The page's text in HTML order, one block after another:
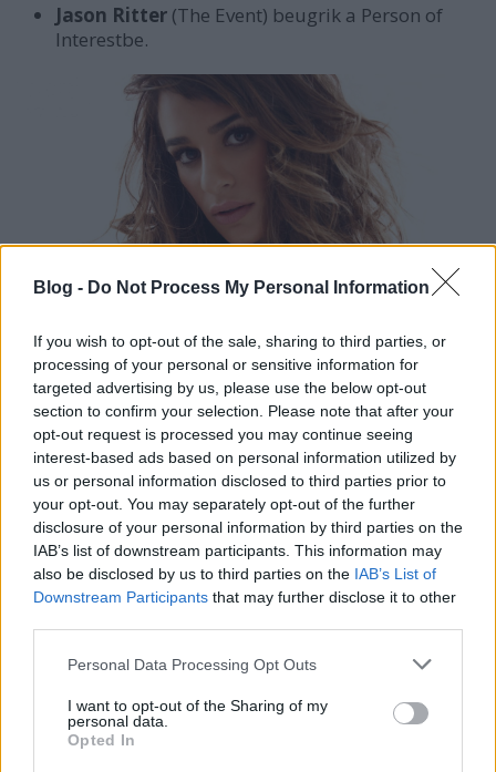
Blog - Do Not Process My Personal Information
If you wish to opt-out of the sale, sharing to third parties, or
processing of your personal or sensitive information for
targeted advertising by us, please use the below opt-out
section to confirm your selection. Please note that after your
opt-out request is processed you may continue seeing
interest-based ads based on personal information utilized by
us or personal information disclosed to third parties prior to
your opt-out. You may separately opt-out of the further
disclosure of your personal information by third parties on the
IAB’s list of downstream participants. This information may
also be disclosed by us to third parties on the IAB’s List of
Downstream Participants that may further disclose it to other
Please note that this website/app uses one or more Google
not limited to your visit or usage behaviour. You may click to
grant or deny consent to Google and its third-party tags to
use your data for below specified purposes in below Google
Personal Data Processing Opt Outs
I want to opt-out of the Sharing of my
personal data.
Opted In
Jason Ritter (The Event) beugrik a Person of
Interestbe.
Megáll az ész:az NHL egyszer perrel
fenyegette a Simpsons alkotói, mert Krusty
belehányt a Stanley-kupába.
David Shiffman cápakutató végigtwittelte a
Discovery Shark Weekjét , és lesújtó
véleménnyel van a látottakról.
Még mindig nem tudni, ki hagyta az
üdítőspalackot aDownton Abbey
promófotózásán.
Ittaz első, igen szar minőségű teaser aRevenge
új évadához.
SpoileresBig Bang Theory-infók
pilotját rendelte be.
Hoppácsak,